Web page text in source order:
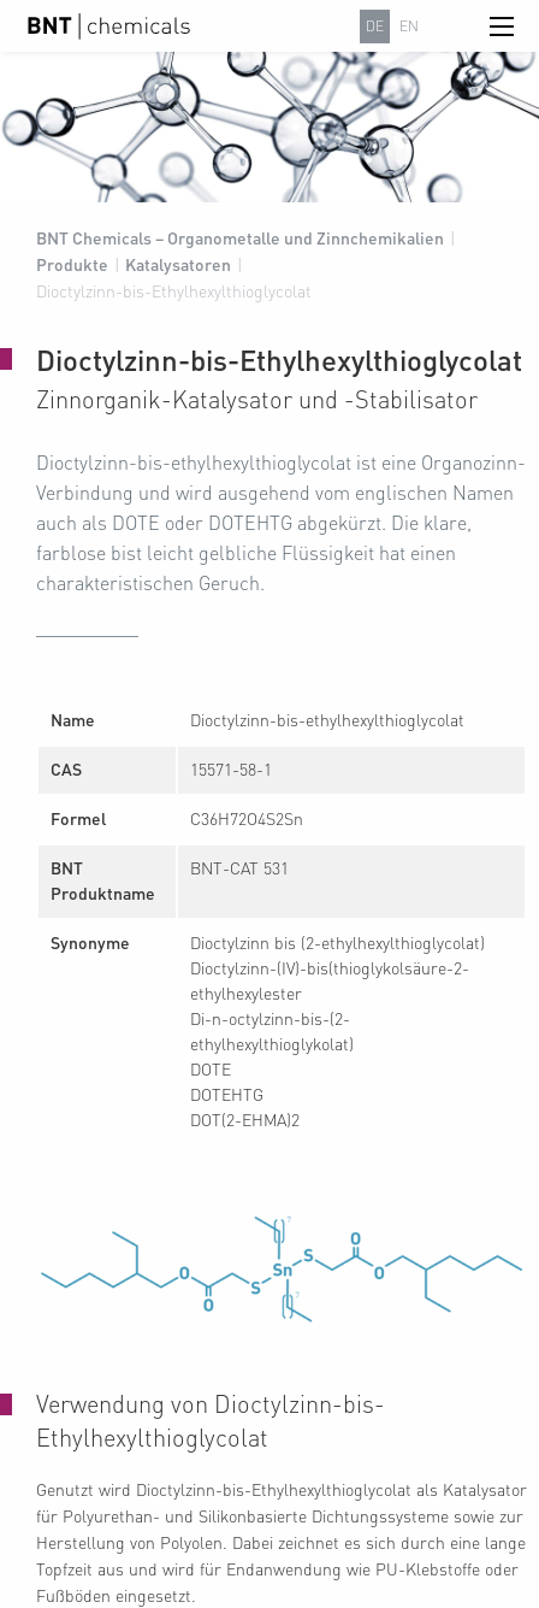
DE EN
BNT Chemicals – Organometalle und Zinnchemikalien |
Produkte | Katalysatoren |
Dioctylzinn-bis-Ethylhexylthioglycolat
Dioctylzinn-bis-Ethylhexylthioglycolat
Zinnorganik-Katalysator und -Stabilisator
Dioctylzinn-bis-ethylhexylthioglycolat ist eine Organozinn-
Verbindung und wird ausgehend vom englischen Namen
auch als DOTE oder DOTEHTG abgekürzt. Die klare,
farblose bist leicht gelbliche Flüssigkeit hat einen
charakteristischen Geruch.
Name Dioctylzinn-bis-ethylhexylthioglycolat
CAS 15571-58-1
Formel C36H72O4S2Sn
BNT
Produktname
BNT-CAT 531
Synonyme
Dioctylzinn bis (2-ethylhexylthioglycolat)
Dioctylzinn-(IV)-bis(thioglykolsäure-2-
ethylhexylester
Di-n-octylzinn-bis-(2-
ethylhexylthioglykolat)
DOTE
DOTEHTG
DOT(2-EHMA)2
Verwendung von Dioctylzinn-bis-
Ethylhexylthioglycolat
Genutzt wird Dioctylzinn-bis-Ethylhexylthioglycolat als Katalysator
für Polyurethan- und Silikonbasierte Dichtungssysteme sowie zur
Herstellung von Polyolen. Dabei zeichnet es sich durch eine lange
Topfzeit aus und wird für Endanwendung wie PU-Klebstoffe oder
Fußböden eingesetzt.